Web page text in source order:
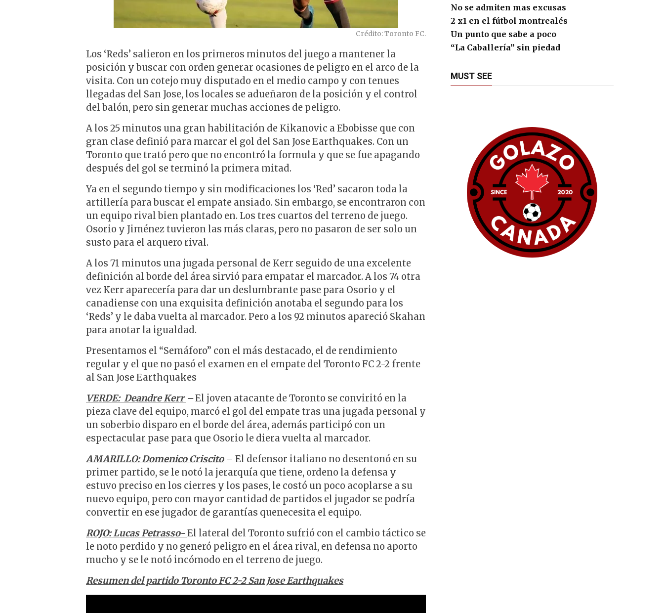
Crédito: Toronto FC.
Los ‘Reds’ salieron en los primeros minutos del juego a mantener la
posición y buscar con orden generar ocasiones de peligro en el arco de la
visita. Con un cotejo muy disputado en el medio campo y con tenues
llegadas del San Jose, los locales se adueñaron de la posición y el control
del balón, pero sin generar muchas acciones de peligro.
A los 25 minutos una gran habilitación de Kikanovic a Ebobisse que con
gran clase definió para marcar el gol del San Jose Earthquakes. Con un
Toronto que trató pero que no encontró la formula y que se fue apagando
después del gol se terminó la primera mitad.
Ya en el segundo tiempo y sin modificaciones los ‘Red’ sacaron toda la
artillería para buscar el empate ansiado. Sin embargo, se encontraron con
un equipo rival bien plantado en. Los tres cuartos del terreno de juego.
Osorio y Jiménez tuvieron las más claras, pero no pasaron de ser solo un
susto para el arquero rival.
A los 71 minutos una jugada personal de Kerr seguido de una excelente
definición al borde del área sirvió para empatar el marcador. A los 74 otra
vez Kerr aparecería para dar un deslumbrante pase para Osorio y el
canadiense con una exquisita definición anotaba el segundo para los
‘Reds’ y le daba vuelta al marcador. Pero a los 92 minutos apareció Skahan
para anotar la igualdad.
Presentamos el “Semáforo” con el más destacado, el de rendimiento
regular y el que no pasó el examen en el empate del Toronto FC 2-2 frente
al San Jose Earthquakes
VERDE: Deandre Kerr –El joven atacante de Toronto se conviritó en la
pieza clave del equipo, marcó el gol del empate tras una jugada personal y
un soberbio disparo en el borde del área, además participó con un
espectacular pase para que Osorio le diera vuelta al marcador.
AMARILLO: Domenico Criscito– El defensor italiano no desentonó en su
primer partido, se le notó la jerarquía que tiene, ordeno la defensa y
estuvo preciso en los cierres y los pases, le costó un poco acoplarse a su
nuevo equipo, pero con mayor cantidad de partidos el jugador se podría
convertir en ese jugador de garantías quenecesita el equipo.
ROJO: Lucas Petrasso-El lateral del Toronto sufrió con el cambio táctico se
le noto perdido y no generó peligro en el área rival, en defensa no aporto
mucho y se le notó incómodo en el terreno de juego.
Resumen del partido Toronto FC 2-2 San Jose Earthquakes
No se admiten mas excusas
2 x1 en el fútbol montrealés
Un punto que sabe a poco
“La Caballería” sin piedad
MUST SEE